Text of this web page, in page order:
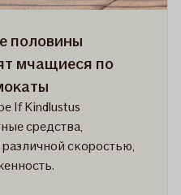
половины
мчащиеся по
If Kindlustus
средства,
скоростью,